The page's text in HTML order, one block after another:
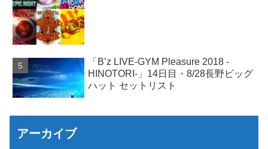
「B’z LIVE-GYM Pleasure 2018 -
HINOTORI-」14日目・8/28長野ビッグ
ハット セットリスト
アーカイブ